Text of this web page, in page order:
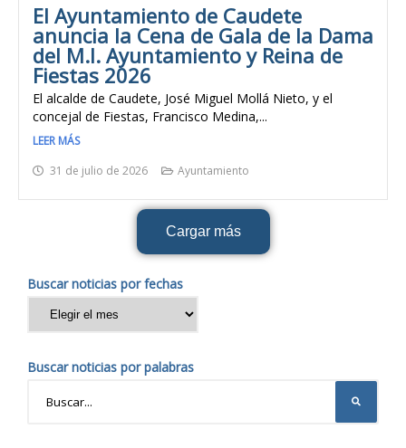
El Ayuntamiento de Caudete
anuncia la Cena de Gala de la Dama
del M.I. Ayuntamiento y Reina de
Fiestas 2026
El alcalde de Caudete, José Miguel Mollá Nieto, y el
concejal de Fiestas, Francisco Medina,...
LEER MÁS
31 de julio de 2026
Ayuntamiento
Cargar más
Buscar noticias por fechas
Buscar noticias por palabras